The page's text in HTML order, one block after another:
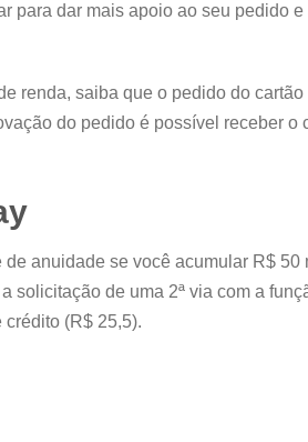
para dar mais apoio ao seu pedido
renda, saiba que o pedido do
do pedido é possível receber o
anuidade se você acumular R$ 50
solicitação de uma 2ª via com a
(R$ 25,5).